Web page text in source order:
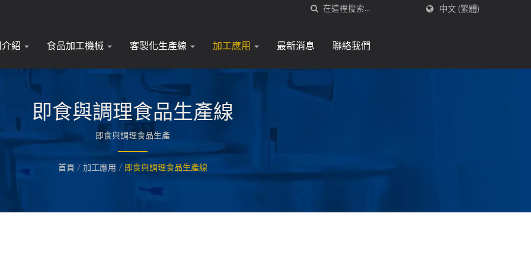
中文 (繁體)
紹 食品加工機械 客製化生產線 加工應用 最新消息 聯絡我們
即食與調理食品生產線
即食與調理食品生產
首頁 / 加工應用 / 即食與調理食品生產線